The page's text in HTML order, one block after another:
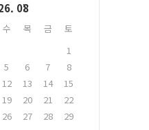
08
수 목 금
토
1
5 6 7
8
12 13 14
15
19 20 21
22
26 27 28
29